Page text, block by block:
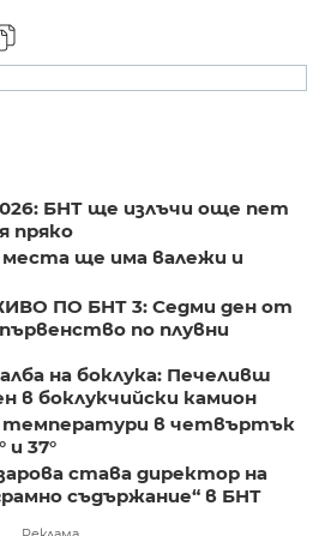
БНТ ще излъчи още пет
пряко
места ще има валежи и
ПО БНТ 3: Седми ден от
по плувни
на боклука: Печеливш
в боклукчийски камион
температури в четвъртък
37°
става директор на
съдържание“ в БНТ